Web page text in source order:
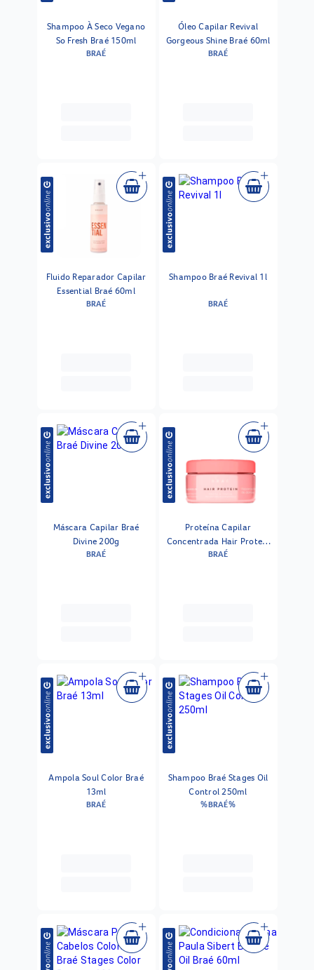
Shampoo À Seco Vegano
So Fresh Braé 150ml
BRAÉ
Óleo Capilar Revival
Gorgeous Shine Braé 60ml
BRAÉ
Fluido Reparador Capilar
Essential Braé 60ml
BRAÉ
Shampoo Braé Revival 1l
BRAÉ
Máscara Capilar Braé
Divine 200g
BRAÉ
Proteína Capilar
Concentrada Hair Protein
Braé 80g
BRAÉ
Ampola Soul Color Braé
13ml
BRAÉ
Shampoo Braé Stages Oil
Control 250ml
%BRAÉ%